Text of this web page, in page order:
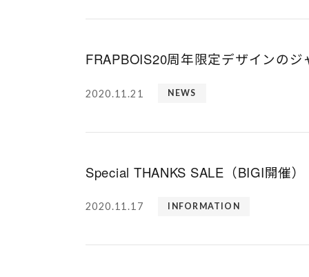
FRAPBOIS20周年限定デザインのジ
2020.11.21 NEWS
Special THANKS SALE（BIGI開催）
2020.11.17 INFORMATION